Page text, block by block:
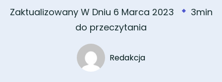
Zaktualizowany W Dniu 6 Marca 2023
3min
do przeczytania
Redakcja